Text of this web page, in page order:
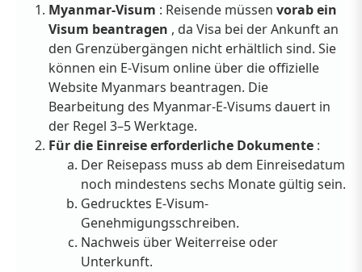
Myanmar-Visum : Reisende müssen vorab ein
Visum beantragen , da Visa bei der Ankunft an
den Grenzübergängen nicht erhältlich sind. Sie
können ein E-Visum online über die offizielle
Website Myanmars beantragen. Die
Bearbeitung des Myanmar-E-Visums dauert in
der Regel 3–5 Werktage.
Für die Einreise erforderliche Dokumente :
Der Reisepass muss ab dem Einreisedatum
noch mindestens sechs Monate gültig sein.
Gedrucktes E-Visum-
Genehmigungsschreiben.
Nachweis über Weiterreise oder
Unterkunft.